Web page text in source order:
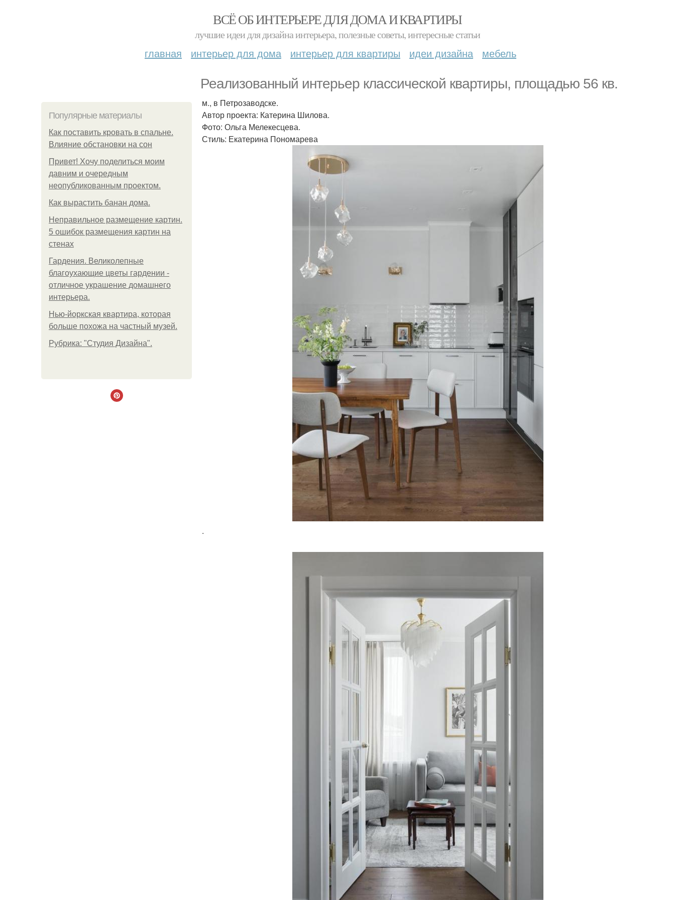
ВСЁ ОБ ИНТЕРЬЕРЕ ДЛЯ ДОМА И КВАРТИРЫ
лучшие идеи для дизайна интерьера, полезные советы, интересные статьи
главная интерьер для дома интерьер для квартиры идеи дизайна мебель
Реализованный интерьер классической квартиры, площадью 56 кв.
Популярные материалы
Как поставить кровать в спальне.
Влияние обстановки на сон
Привет! Хочу поделиться моим
давним и очередным
неопубликованным проектом.
Как вырастить банан дома.
Неправильное размещение картин.
5 ошибок размещения картин на
стенах
Гардения. Великолепные
благоухающие цветы гардении -
отличное украшение домашнего
интерьера.
Нью-йоркская квартира, которая
больше похожа на частный музей.
Рубрика: "Студия Дизайна".
м., в Петрозаводске.
Автор проекта: Катерина Шилова.
Фото: Ольга Мелекесцева.
Стиль: Екатерина Пономарева
.